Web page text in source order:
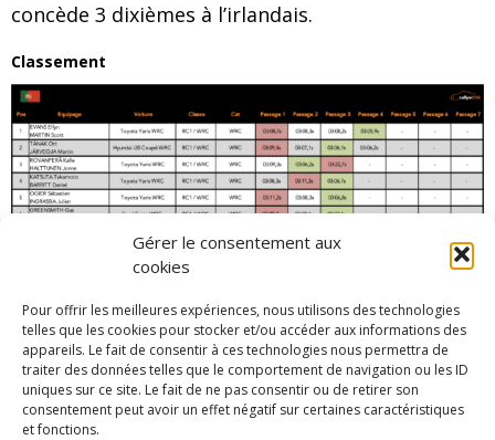
Gérer le consentement aux
cookies
Pour offrir les meilleures expériences, nous utilisons des technologies
telles que les cookies pour stocker et/ou accéder aux informations des
appareils. Le fait de consentir à ces technologies nous permettra de
traiter des données telles que le comportement de navigation ou les ID
uniques sur ce site. Le fait de ne pas consentir ou de retirer son
consentement peut avoir un effet négatif sur certaines caractéristiques
et fonctions.
concède 3 dixièmes à l’irlandais.
Classement
Liste des engagés
Par Simon F